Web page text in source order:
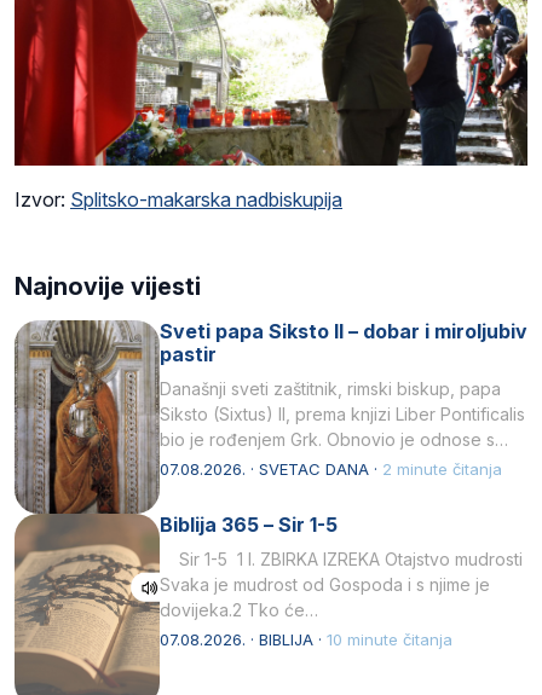
Izvor: Splitsko-makarska nadbiskupija
Najnovije vijesti
Sveti papa Siksto II – dobar i miroljubiv
pastir
Današnji sveti zaštitnik, rimski biskup, papa
Siksto (Sixtus) II, prema knjizi Liber Pontificalis
bio je rođenjem Grk. Obnovio je odnose s
afričkim…
07.08.2026. · SVETAC DANA · 2 minute čitanja
Biblija 365 – Sir 1-5
Sir 1-5 1 I. ZBIRKA IZREKA Otajstvo mudrosti
Svaka je mudrost od Gospoda i s njime je
dovijeka.2 Tko će…
07.08.2026. · BIBLIJA · 10 minute čitanja